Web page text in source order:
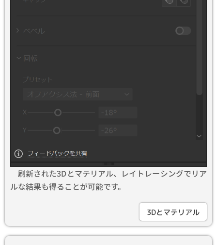
刷新された3Dとマテリアル、レイトレーシングでリア
ルな結果も得ることが可能です。
3Dとマテリアル